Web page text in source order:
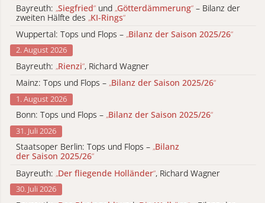
Bayreuth: „Siegfried“ und „Götterdämmerung“ – Bilanz der
zweiten Hälfte des „KI-Rings“
Wuppertal: Tops und Flops – „Bilanz der Saison 2025/26“
2. August 2026
Bayreuth: „Rienzi“, Richard Wagner
Mainz: Tops und Flops – „Bilanz der Saison 2025/26“
1. August 2026
Bonn: Tops und Flops – „Bilanz der Saison 2025/26“
31. Juli 2026
Staatsoper Berlin: Tops und Flops – „Bilanz
der Saison 2025/26“
Bayreuth: „Der fliegende Holländer“, Richard Wagner
30. Juli 2026